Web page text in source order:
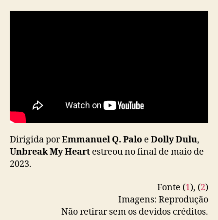
Dirigida porEmmanuel Q. Palo e Dolly Dulu,
Unbreak My Heart estreou no final de maio de
2023.
Fonte (1), (2)
Imagens: Reprodução
Não retirar sem os devidos créditos.